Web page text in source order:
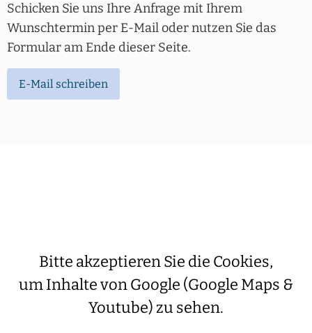
Schicken Sie uns Ihre Anfrage mit Ihrem
Wunschtermin per E-Mail oder nutzen Sie das
Formular am Ende dieser Seite.
E-Mail schreiben
Bitte akzeptieren Sie die Cookies,
um Inhalte von Google (Google Maps &
Youtube) zu sehen.